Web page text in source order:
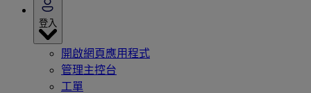
登入
開啟網頁應用程式
管理主控台
工單